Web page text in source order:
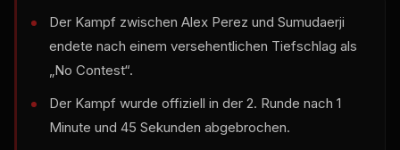
Der Kampf zwischen Alex Perez und Sumudaerji
endete nach einem versehentlichen Tiefschlag als
„No Contest“.
Der Kampf wurde offiziell in der 2. Runde nach 1
Minute und 45 Sekunden abgebrochen.